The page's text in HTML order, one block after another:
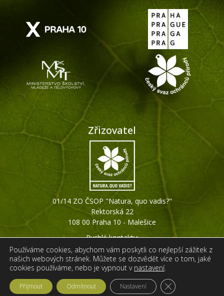
Zřizovatel
01/14 ZO ČSOP "Natura, quo vadis?"
Rektorská 22
108 00 Praha 10 - Malešice
Rychlé kontakty:
+420 607 794 511
info@ginkgo-praha.org
Web vytvořilaIPC Corporation s.r.o.
Používáme cookies, abychom vám poskytli co nejlepší zážitek z
našich webových stránek. Můžete se dozvědět více o tom, jaké
cookies používáme, nebo je vypnout v nastavení.
Přijmout Odmítnout Nastavení Zavřít cookie